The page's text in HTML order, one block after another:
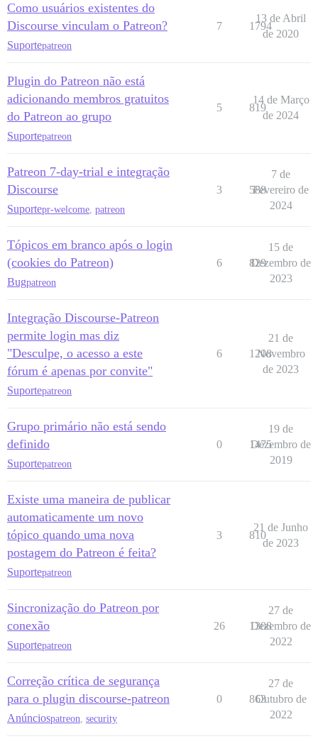
Como usuários existentes do
Discourse vinculam o Patreon?
Suportepatreon
7 1794
13 de Abril
de 2020
Plugin do Patreon não está
adicionando membros gratuitos
do Patreon ao grupo
Suportepatreon
5 819
14 de Março
de 2024
Patreon 7-day-trial e integração
Discourse
Suportepr-welcome patreon
3 588
7 de
Fevereiro de
2024
Tópicos em branco após o login
(cookies do Patreon)
Bugpatreon
6 829
15 de
Dezembro de
2023
Integração Discourse-Patreon
permite login mas diz
"Desculpe, o acesso a este
fórum é apenas por convite"
Suportepatreon
6 1208
21 de
Novembro
de 2023
Grupo primário não está sendo
definido
Suportepatreon
0 1475
19 de
Dezembro de
2019
Existe uma maneira de publicar
automaticamente um novo
tópico quando uma nova
postagem do Patreon é feita?
Suportepatreon
3 810
21 de Junho
de 2023
Sincronização do Patreon por
conexão
Suportepatreon
26 1308
27 de
Dezembro de
2022
Correção crítica de segurança
para o plugin discourse-patreon
Anúnciospatreon security
0 863
27 de
Outubro de
2022